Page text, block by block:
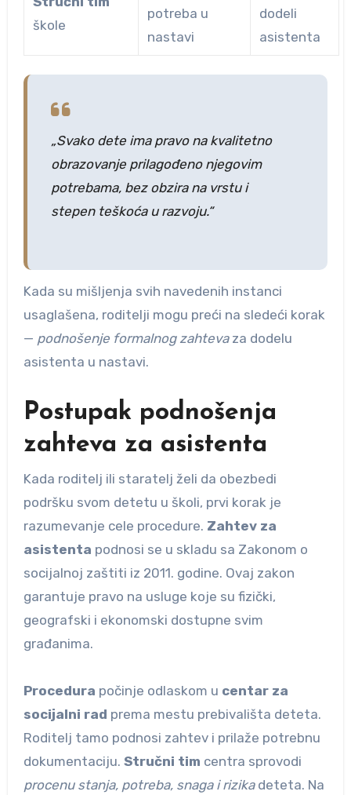
škole
potreba u
nastavi
dodeli
asistenta
„Svako dete ima pravo na kvalitetno
obrazovanje prilagođeno njegovim
potrebama, bez obzira na vrstu i
stepen teškoća u razvoju.“
Kada su mišljenja svih navedenih instanci
usaglašena, roditelji mogu preći na sledeći korak
— podnošenje formalnog zahtevaza dodelu
asistenta u nastavi.
Postupak podnošenja
zahteva za asistenta
Kada roditelj ili staratelj želi da obezbedi
podršku svom detetu u školi, prvi korak je
razumevanje cele procedure. Zahtev za
asistenta podnosi se u skladu sa Zakonom o
socijalnoj zaštiti iz 2011. godine. Ovaj zakon
garantuje pravo na usluge koje su fizički,
geografski i ekonomski dostupne svim
građanima.
Procedura počinje odlaskom u centar za
socijalni rad prema mestu prebivališta deteta.
Roditelj tamo podnosi zahtev i prilaže potrebnu
dokumentaciju. Stručni tim centra sprovodi
procenu stanja, potreba, snaga i rizikadeteta. Na